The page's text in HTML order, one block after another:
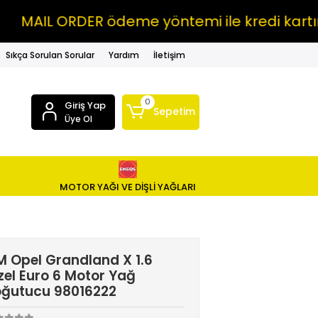
ORDER ödeme yöntemi ile kredi kartına
Sıkça Sorulan Sorular Yardım İletişim
Giriş Yap
Üye Ol
0
Sepetim
MOTOR YAĞI VE DİŞLİ YAĞLARI
Opel Grandland X 1.6
Euro 6 Motor Yağ
98016222